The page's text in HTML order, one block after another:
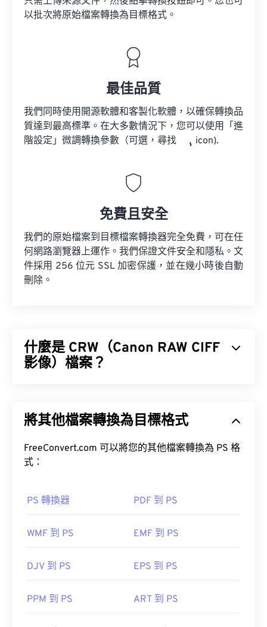
以批次將原始檔案轉換為目標格式。
最佳品質
我們同時使用開源軟體和客製化軟體，以確保轉換品
質達到最高標準。在大多數情況下，您可以使用「進
階設定」微調轉換參數（可選，尋找
icon).
免費且安全
我們的原始檔案到目標檔案轉換器完全免費，可在任
何網路瀏覽器上運作。我們保證文件安全和隱私。文
件採用 256 位元 SSL 加密保護，並在幾小時後自動
刪除。
什麼是 CRW（Canon RAW CIFF
影像）檔案？
佳能數位相機使用 CR2 格式。）CRW 檔案的結構與
處理的影像，包含相機捕獲的所有檔案資訊。
由於 CRW 是佳能的專有檔案格式，處理 CRW 檔案
優秀程序包括
Adobe Lightroom和Adobe
將其他檔案轉換為目標格式
FreeConvert.com 可以將您的其他檔案轉換為 PS 格
式：
PS 轉換器 PDF 到 PS
WMF 到 PS EMF 到 PS
DJV 到 PS EPS 到 PS
PPM 到 PS ART 到 PS